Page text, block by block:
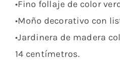
•Fino follaje de color
•Moño decorativo con
•Jardinera de madera
14 centímetros.